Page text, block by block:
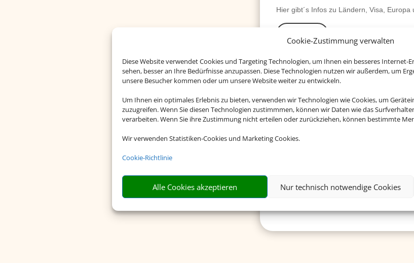
Cookie-Zustimmung verwalten
Diese Website verwendet Cookies und Targeting Technologien, um Ihnen ein besseres Internet-
sehen, besser an Ihre Bedürfnisse anzupassen. Diese Technologien nutzen wir außerdem, um
unsere Besucher kommen oder um unsere Website weiter zu entwickeln.
Um Ihnen ein optimales Erlebnis zu bieten, verwenden wir Technologien wie Cookies, um
zuzugreifen. Wenn Sie diesen Technologien zustimmmen, können wir Daten wie das
verarbeiten. Wenn Sie ihre Zustimmung nicht erteilen oder zurückziehen, können bestimmte
Wir verwenden Statistiken-Cookies und Marketing Cookies.
Cookie-Richtlinie
Alle Cookies akzeptieren Nur technisch notwendige Cookies
Hier gibt´s Infos zu Ländern, Visa, Europa
Deutsche Visa und
Mehr dazu
Mehr dazu